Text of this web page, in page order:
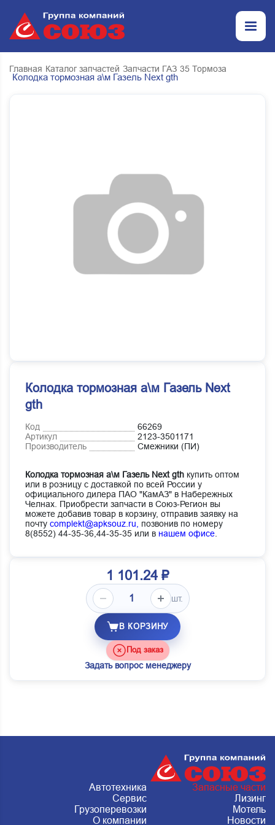
Главная Каталог запчастей Запчасти ГАЗ 35 Тормоза
Колодка тормозная а\м Газель Next gth
Колодка тормозная а\м Газель Next
gth
Код
66269
Артикул
2123-3501171
Производитель
Смежники (ПИ)
Колодка тормозная а\м Газель Next gth купить оптом
или в розницу с доставкой по всей России у
официального дилера ПАО "КамАЗ" в Набережных
Челнах. Приобрести запчасти в Союз-Регион вы
можете добавив товар в корзину, отправив заявку на
почту complekt@apksouz.ru,
позвонив по номеру
8(8552) 44-35-36,44-35-35 или в нашем офисе
1 101.24 ₽
шт.
В КОРЗИНУ
Под заказ
Задать вопрос менеджеру
Автотехника
Запасные части
Сервис
Лизинг
Грузоперевозки
Мотель
О компании
Новости